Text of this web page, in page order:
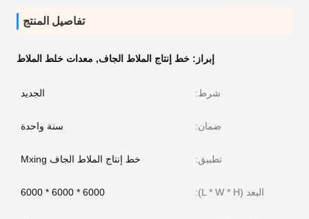
تفاصيل المنتج
إبراز: خط إنتاج الملاط الجاف, معدات خلط الملاط
شرط: الجديد
ضمان: سنة واحدة
تطبيق: خط إنتاج الملاط الجاف Mxing
البعد (L * W * H): 6000 * 6000 * 6000